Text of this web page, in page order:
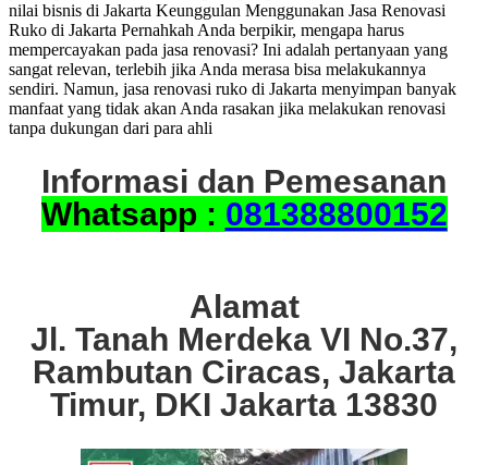
nilai bisnis di Jakarta Keunggulan Menggunakan Jasa Renovasi
Ruko di Jakarta Pernahkah Anda berpikir, mengapa harus
mempercayakan pada jasa renovasi? Ini adalah pertanyaan yang
sangat relevan, terlebih jika Anda merasa bisa melakukannya
sendiri. Namun, jasa renovasi ruko di Jakarta menyimpan banyak
manfaat yang tidak akan Anda rasakan jika melakukan renovasi
tanpa dukungan dari para ahli
Informasi dan Pemesanan
Whatsapp : 081388800152
Alamat
Jl. Tanah Merdeka VI No.37,
Rambutan Ciracas, Jakarta
Timur, DKI Jakarta 13830